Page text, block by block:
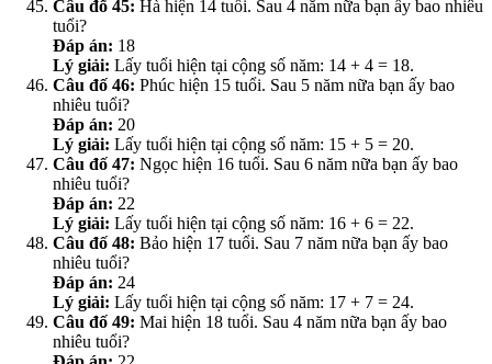
Câu đố 45: Hà hiện 14 tuổi. Sau 4 năm nữa bạn ấy bao nhiêu
tuổi?
Đáp án: 18
Lý giải: Lấy tuổi hiện tại cộng số năm: 14 + 4 = 18.
Câu đố 46: Phúc hiện 15 tuổi. Sau 5 năm nữa bạn ấy bao
nhiêu tuổi?
Đáp án: 20
Lý giải: Lấy tuổi hiện tại cộng số năm: 15 + 5 = 20.
Câu đố 47: Ngọc hiện 16 tuổi. Sau 6 năm nữa bạn ấy bao
nhiêu tuổi?
Đáp án: 22
Lý giải: Lấy tuổi hiện tại cộng số năm: 16 + 6 = 22.
Câu đố 48: Bảo hiện 17 tuổi. Sau 7 năm nữa bạn ấy bao
nhiêu tuổi?
Đáp án: 24
Lý giải: Lấy tuổi hiện tại cộng số năm: 17 + 7 = 24.
Câu đố 49: Mai hiện 18 tuổi. Sau 4 năm nữa bạn ấy bao
nhiêu tuổi?